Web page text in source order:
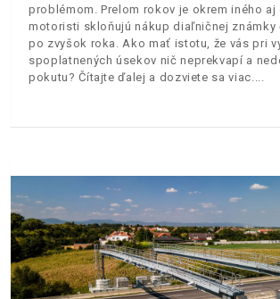
problémom. Prelom rokov je okrem iného
motoristi skloňujú nákup diaľničnej známky
po zvyšok roka. Ako mať istotu, že vás pri
spoplatnených úsekov nič neprekvapí a
pokutu? Čítajte ďalej a dozviete sa viac.